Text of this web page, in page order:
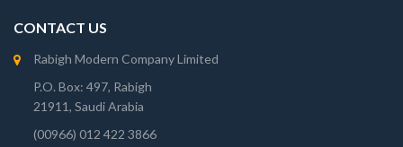
CONTACT US
Rabigh Modern Company Limited
P.O. Box: 497, Rabigh
21911, Saudi Arabia
(00966) 012 422 3866